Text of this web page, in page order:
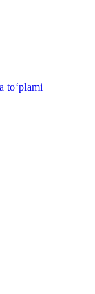
to‘plami